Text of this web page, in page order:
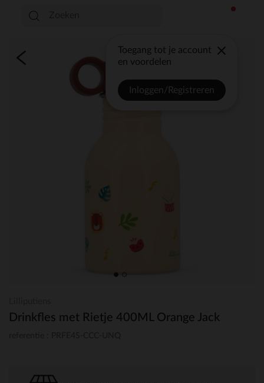
Toegang tot je account
en voordelen
Inloggen/Registreren
Drinkfles met Rietje 400ML Orange Jack